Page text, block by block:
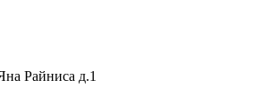
Райниса д.1